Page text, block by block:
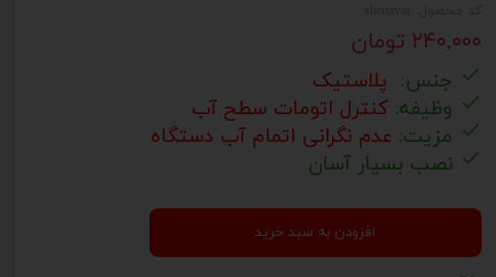
۲۴۰,۰۰۰ تومان
جنس: پلاستیک
وظیفه: کنترل اتومات سطح آب
مزیت: عدم نگرانی اتمام آب دستگاه
نصب بسیار آسان
افزودن به سبد خرید